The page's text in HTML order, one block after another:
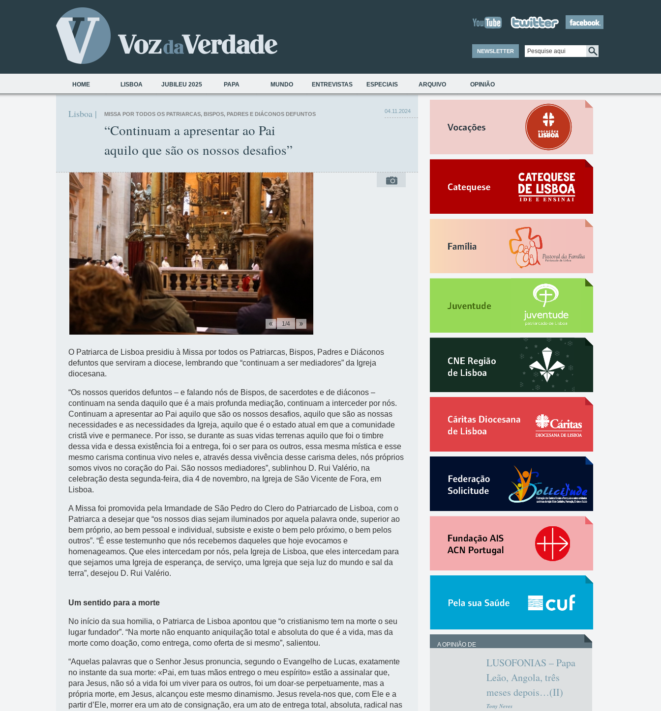
NEWSLETTER
HOME LISBOA JUBILEU 2025 PAPA MUNDO ENTREVISTAS ESPECIAIS ARQUIVO OPINIÃO
04.11.2024
Lisboa | MISSA POR TODOS OS PATRIARCAS, BISPOS, PADRES E DIÁCONOS DEFUNTOS
“Continuam a apresentar ao Pai
aquilo que são os nossos desafios”
1/4
O Patriarca de Lisboa presidiu à Missa por todos os Patriarcas, Bispos, Padres e Diáconos
defuntos que serviram a diocese, lembrando que “continuam a ser mediadores” da Igreja
diocesana.
“Os nossos queridos defuntos – e falando nós de Bispos, de sacerdotes e de diáconos –
continuam na senda daquilo que é a mais profunda mediação, continuam a interceder por nós.
Continuam a apresentar ao Pai aquilo que são os nossos desafios, aquilo que são as nossas
necessidades e as necessidades da Igreja, aquilo que é o estado atual em que a comunidade
cristã vive e permanece. Por isso, se durante as suas vidas terrenas aquilo que foi o timbre
dessa vida e dessa existência foi a entrega, foi o ser para os outros, essa mesma mística e esse
mesmo carisma continua vivo neles e, através dessa vivência desse carisma deles, nós próprios
somos vivos no coração do Pai. São nossos mediadores”, sublinhou D. Rui Valério, na
celebração desta segunda-feira, dia 4 de novembro, na Igreja de São Vicente de Fora, em
Lisboa.
A Missa foi promovida pela Irmandade de São Pedro do Clero do Patriarcado de Lisboa, com o
Patriarca a desejar que “os nossos dias sejam iluminados por aquela palavra onde, superior ao
bem próprio, ao bem pessoal e individual, subsiste e existe o bem pelo próximo, o bem pelos
outros”. “É esse testemunho que nós recebemos daqueles que hoje evocamos e
homenageamos. Que eles intercedam por nós, pela Igreja de Lisboa, que eles intercedam para
que sejamos uma Igreja de esperança, de serviço, uma Igreja que seja luz do mundo e sal da
terra”, desejou D. Rui Valério.
Um sentido para a morte
No início da sua homilia, o Patriarca de Lisboa apontou que “o cristianismo tem na morte o seu
lugar fundador”. “Na morte não enquanto aniquilação total e absoluta do que é a vida, mas da
morte como doação, como entrega, como oferta de si mesmo”, salientou.
“Aquelas palavras que o Senhor Jesus pronuncia, segundo o Evangelho de Lucas, exatamente
no instante da sua morte: «Pai, em tuas mãos entrego o meu espírito» estão a assinalar que,
para Jesus, não só a vida foi um viver para os outros, foi um doar-se perpetuamente, mas a
própria morte, em Jesus, alcançou este mesmo dinamismo. Jesus revela-nos que, com Ele e a
partir d’Ele, morrer era um ato de consignação, era um ato de entrega total, absoluta, radical nas
A OPINIÃO DE
LUSOFONIAS – Papa
Leão, Angola, três
meses depois…(II)
Tony Neves